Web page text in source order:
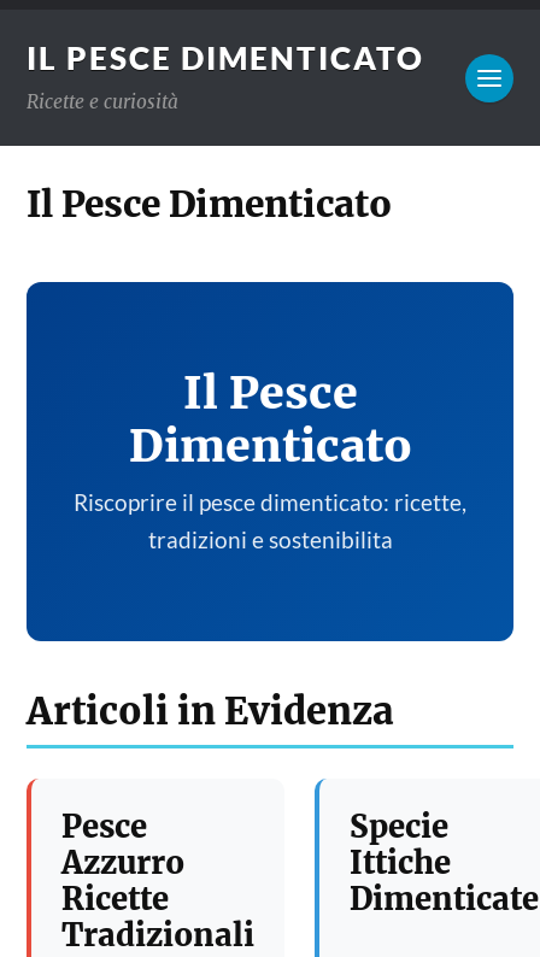
IL PESCE DIMENTICATO
Ricette e curiosità
Il Pesce Dimenticato
Il Pesce
Dimenticato
Riscoprire il pesce dimenticato: ricette,
tradizioni e sostenibilita
Articoli in Evidenza
Pesce
Azzurro
Ricette
Tradizionali
Specie
Ittiche
Dimenticate